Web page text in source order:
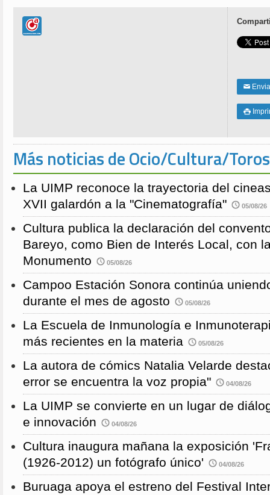
✉

Más noticias de Ocio/Cultura/Toros
La UIMP reconoce la trayectoria del
XVII galardón a la "Cinematografía"
05/08/26
Cultura publica la declaración del
Bareyo, como Bien de Interés Local, con
Monumento
05/08/26
Campoo Estación Sonora continúa
durante el mes de agosto
05/08/26
La Escuela de Inmunología e
más recientes en la materia
05/08/26
La autora de cómics Natalia Velarde
error se encuentra la voz propia"
04/08/26
La UIMP se convierte en un lugar de
e innovación
04/08/26
Cultura inaugura mañana la exposición
(1926-2012) un fotógrafo único'
04/08/26
Buruaga apoya el estreno del Festival